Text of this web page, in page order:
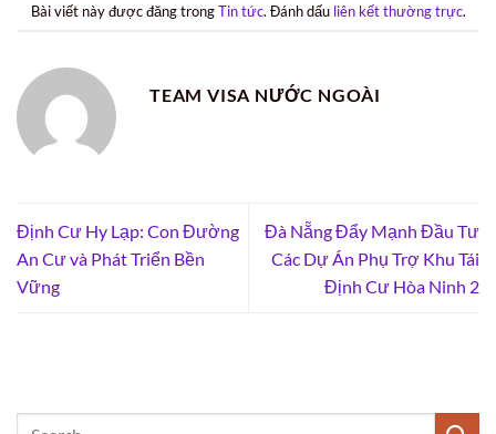
Bài viết này được đăng trongTin tức. Đánh dấu liên kết thường trực.
TEAM VISA NƯỚC NGOÀI
Định Cư Hy Lạp: Con Đường
An Cư và Phát Triển Bền
Vững
Đà Nẵng Đẩy Mạnh Đầu Tư
Các Dự Án Phụ Trợ Khu Tái
Định Cư Hòa Ninh 2